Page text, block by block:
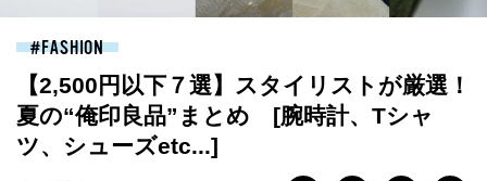
FASHION
【2,500円以下７選】スタイリストが厳選！
夏の“俺印良品”まとめ [腕時計、Tシャ
ツ、シューズetc...]